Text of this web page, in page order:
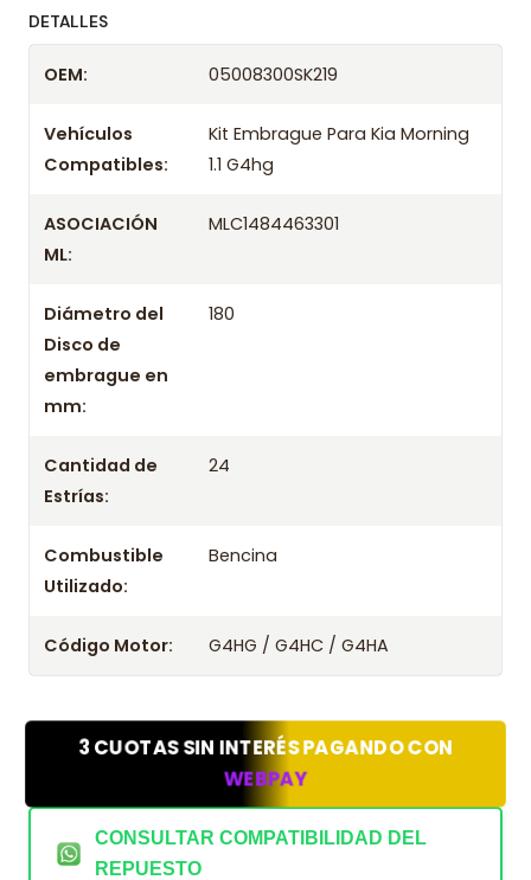
tienda previo correo de confirmación.
DETALLES
OEM: 05008300SK219
Vehículos
Compatibles:
Kit Embrague Para Kia Morning
1.1 G4hg
ASOCIACIÓN
ML:
MLC1484463301
Diámetro del
Disco de
embrague en
mm:
180
Cantidad de
Estrías:
24
Combustible
Utilizado:
Bencina
Código Motor: G4HG / G4HC / G4HA
3 CUOTAS SIN INTERÉS PAGANDO CON
WEBPAY
CONSULTAR COMPATIBILIDAD DEL
REPUESTO